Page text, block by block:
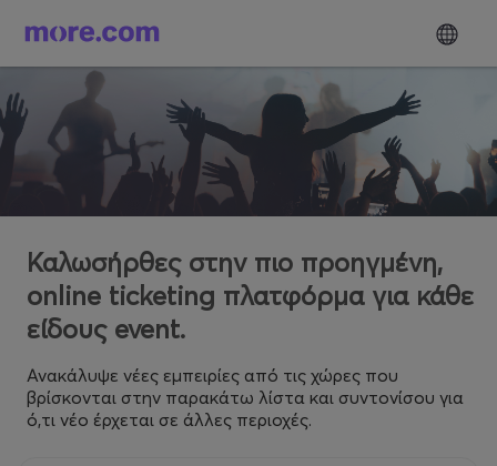
Καλωσήρθες στην πιο προηγμένη,
online ticketing πλατφόρμα για κάθε
είδους event.
Ανακάλυψε νέες εμπειρίες από τις χώρες που
βρίσκονται στην παρακάτω λίστα και συντονίσου για
ό,τι νέο έρχεται σε άλλες περιοχές.